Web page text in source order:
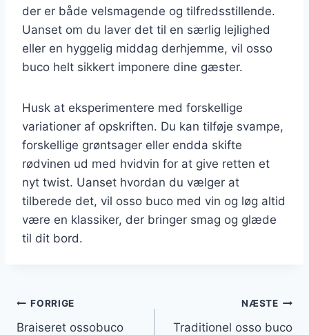
der er både velsmagende og tilfredsstillende.
Uanset om du laver det til en særlig lejlighed
eller en hyggelig middag derhjemme, vil osso
buco helt sikkert imponere dine gæster.
Husk at eksperimentere med forskellige
variationer af opskriften. Du kan tilføje svampe,
forskellige grøntsager eller endda skifte
rødvinen ud med hvidvin for at give retten et
nyt twist. Uanset hvordan du vælger at
tilberede det, vil osso buco med vin og løg altid
være en klassiker, der bringer smag og glæde
til dit bord.
Indlægsnavigation
FORRIGE
Braiseret ossobuco
NÆSTE
Traditionel osso buco